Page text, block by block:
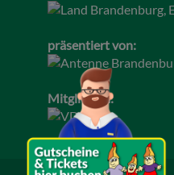
präsentiert von:
Mitglied im: